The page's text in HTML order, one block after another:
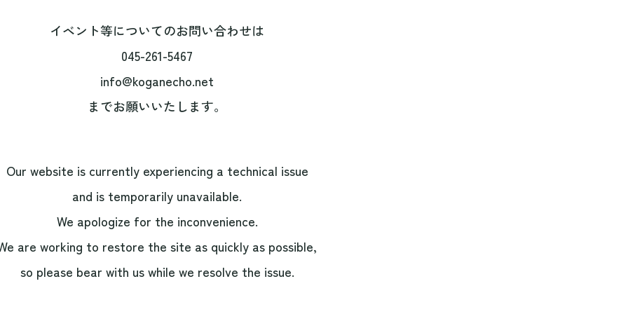
イベント等についてのお問い合わせは
045-261-5467
info@koganecho.net
までお願いいたします。
Our website is currently experiencing a technical issue
and is temporarily unavailable.
We apologize for the inconvenience.
are working to restore the site as quickly as possible,
so please bear with us while we resolve the issue.